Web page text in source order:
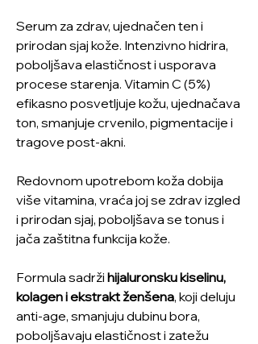
Serum za zdrav, ujednačen ten i
prirodan sjaj kože. Intenzivno hidrira,
poboljšava elastičnost i usporava
procese starenja. Vitamin C (5%)
efikasno posvetljuje kožu, ujednačava
ton, smanjuje crvenilo, pigmentacije i
tragove post-akni.
Redovnom upotrebom koža dobija
više vitamina, vraća joj se zdrav izgled
i prirodan sjaj, poboljšava se tonus i
jača zaštitna funkcija kože.
Formula sadrži hijaluronsku kiselinu,
kolagen i ekstrakt ženšena, koji deluju
anti-age, smanjuju dubinu bora,
poboljšavaju elastičnost i zatežu